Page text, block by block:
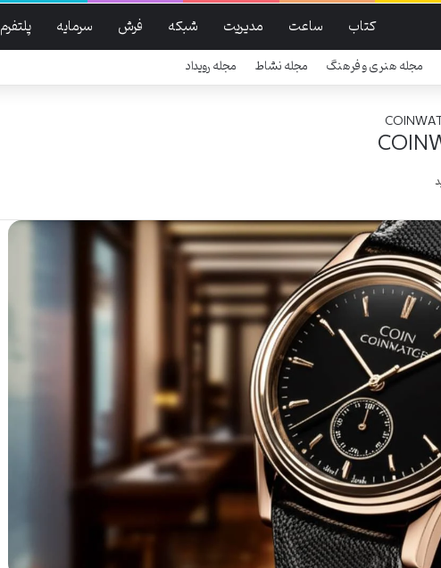
کتاب ساعت مدیریت شبکه فرش سرمایه پلتفرم
مجله هنری و فرهنگ مجله نشاط مجله رویداد